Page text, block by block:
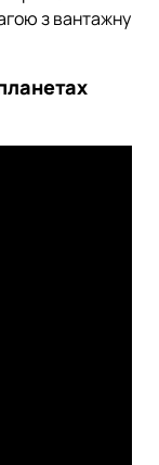
з вантажну